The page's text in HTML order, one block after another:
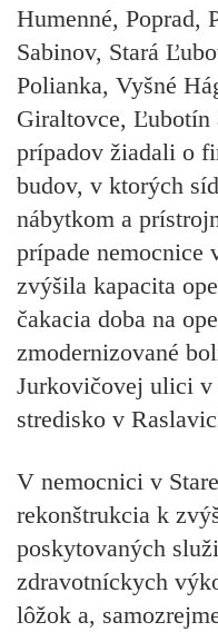
Humenné, Poprad,
Sabinov, Stará
Polianka, Vyšné
Giraltovce, Ľubotín
prípadov žiadali o
budov, v ktorých
nábytkom a
prípade nemocnice
zvýšila kapacita
čakacia doba na
zmodernizované
Jurkovičovej ulici v
stredisko v
V nemocnici v
rekonštrukcia k
poskytovaných
zdravotníckych
lôžok a,